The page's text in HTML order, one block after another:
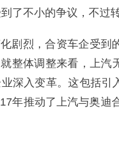
了不小的争议，不过
剧烈，合资车企受到
整体调整来看，上汽
深入变革。这包括引
年推动了上汽与奥迪